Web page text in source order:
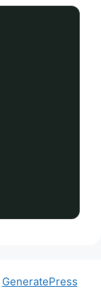
GeneratePress